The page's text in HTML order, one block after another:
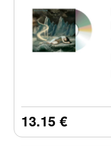
13.15 €